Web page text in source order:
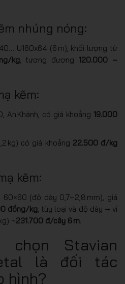
nhúng nóng:
U160x64 (6 m), khối lượng từ
kg, tương đương120.000 –
kẽm:
An Khánh, có giá khoảng 19.000
kg) có giá khoảng 22.500 đ/kg
kẽm:
60×60 (độ dày 0,7–2,8 mm), giá
đồng/kg, tùy loại và độ dày → ví
~231.700 đ/cây 6 m.
Stavian
là đối tác
hình?